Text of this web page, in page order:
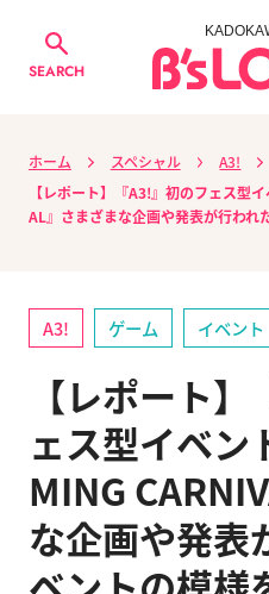
SEARCH
ホーム スペシャル
A3!
【レポート】『A3!』初のフェス型
AL』さまざまな企画や発表が行われ
A3! ゲーム イベント
【レポート
ェス型イベン
MING
な企画や発表